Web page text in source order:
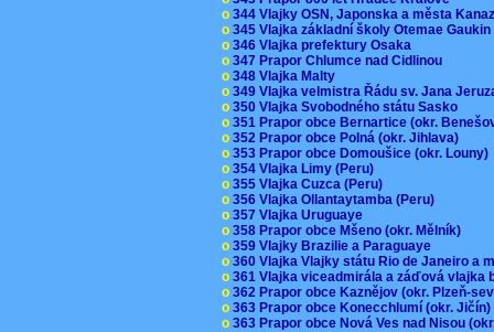
o 344 Vlajky OSN, Japonska a města
o 345 Vlajka základní školy Otemae
o 346 Vlajka prefektury Osaka
o 347 Prapor Chlumce nad Cidlinou
o 348 Vlajka Malty
o 349 Vlajka velmistra Řádu sv. Jana
o 350 Vlajka Svobodného státu Sasko
o 351 Prapor obce Bernartice (okr.
o 352 Prapor obce Polná (okr. Jihlava)
o 353 Prapor obce Domoušice (okr. Louny)
o 354 Vlajka Limy (Peru)
o 355 Vlajka Cuzca (Peru)
o 356 Vlajka Ollantaytamba (Peru)
o 357 Vlajka Uruguaye
o 358 Prapor obce Mšeno (okr. Mělník)
o 359 Vlajky Brazilie a Paraguaye
o 360 Vlajka Vlajky státu Rio de Janeiro a
o 361 Vlajka viceadmirála a záďová
o 362 Prapor obce Kaznějov (okr. Plzeň-
o 363 Prapor obce Konecchlumí (okr.
o 363 Prapor obce Nová Ves nad Nisou